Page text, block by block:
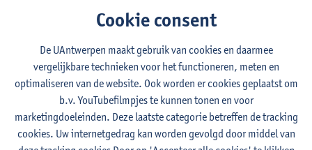
nodig hebben, niet dieper in de bodem kan doordringen of in
natuurgebieden en bossen kan blijven."
De grachten zijn vaak eeuwen geleden aangelegd om
landbouwgronden droog te leggen, maar in het huidige klimaat
met meer en langere droogteperiodes en verharding werken ze
contraproductief. Eén slecht geplaatste gracht kan zelfs een hele
vallei uitdrogen, waardoor natuurherstel moeilijk wordt en hoger
gelegen landbouw in de problemen komt. Toch stuiten pogingen
Cookie consent
De UAntwerpen maakt gebruik van cookies en daarmee
vergelijkbare technieken voor het functioneren, meten en
optimaliseren van de website. Ook worden er cookies geplaatst om
b.v. YouTubefilmpjes te kunnen tonen en voor
marketingdoeleinden. Deze laatste categorie betreffen de tracking
cookies. Uw internetgedrag kan worden gevolgd door middel van